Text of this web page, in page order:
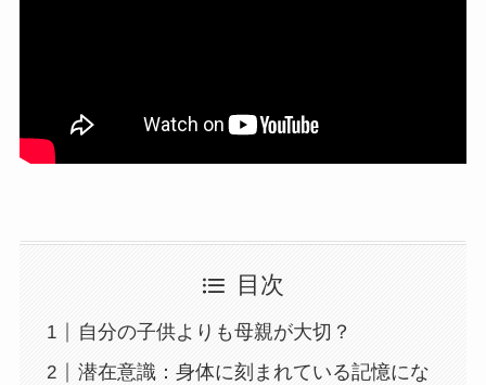
目次
自分の子供よりも母親が大切？
潜在意識：身体に刻まれている記憶にな